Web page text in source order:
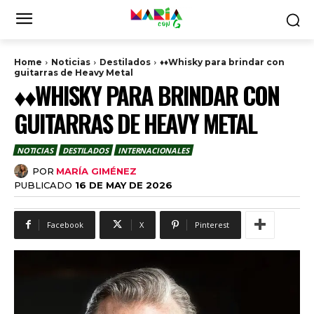
Home Noticias Destilados
♦♦Whisky para brindar con
guitarras de Heavy Metal
♦♦WHISKY PARA BRINDAR CON
GUITARRAS DE HEAVY METAL
NOTICIAS DESTILADOS INTERNACIONALES
POR MARÍA GIMÉNEZ
PUBLICADO 16 DE MAY DE 2026
Facebook X Pinterest